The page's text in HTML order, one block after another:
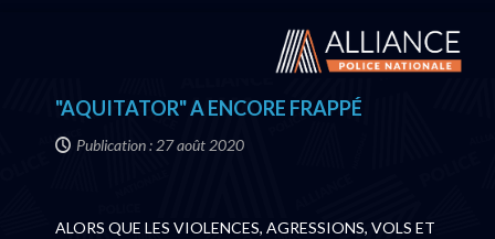
"AQUITATOR" A ENCORE FRAPPÉ
Publication : 27 août 2020
ALORS QUE LES VIOLENCES, AGRESSIONS, VOLS ET